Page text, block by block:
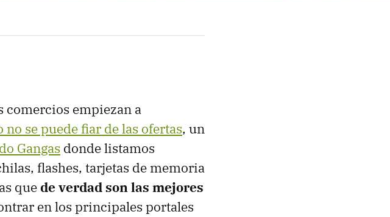
comercios empiezan a
no se puede fiar de las ofertas, un
Gangas donde listamos
flashes, tarjetas de memoria
quede verdad son las mejores
en los principales portales